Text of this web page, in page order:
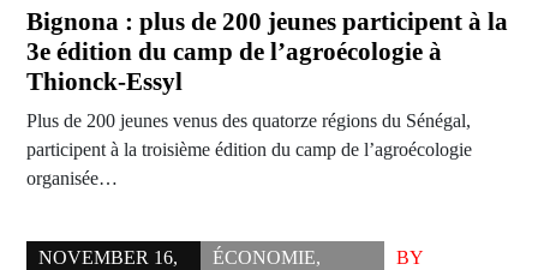
Bignona : plus de 200 jeunes participent à la
3e édition du camp de l’agroécologie à
Thionck-Essyl
Plus de 200 jeunes venus des quatorze régions du Sénégal,
participent à la troisième édition du camp de l’agroécologie
organisée…
NOVEMBER 16,
ÉCONOMIE,
BY